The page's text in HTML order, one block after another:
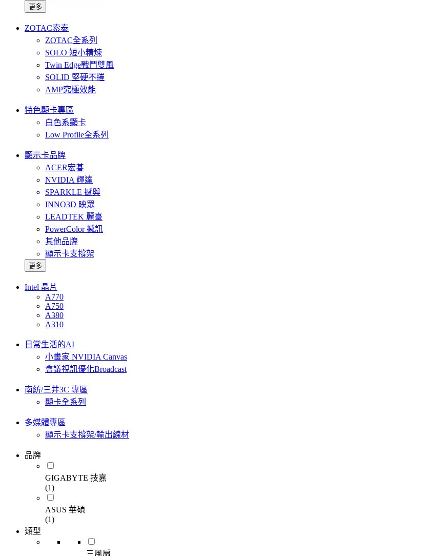
更多
ZOTAC索泰
ZOTAC全系列
SOLO 短小精煉
Twin Edge戰鬥雙風
SOLID 堅硬不摧
AMP究極效能
特色顯卡專區
白色系顯卡
Low Profile全系列
顯示卡品牌
ACER宏碁
NVIDIA 輝達
SPARKLE 撼與
INNO3D 映眾
LEADTEK 麗臺
PowerColor 撼訊
其他品牌
顯示卡支撐架
更多
Intel 晶片
A770
A750
A380
A310
日常生活的AI
小畫家 NVIDIA Canvas
會議視訊優化Broadcast
南紡/三井3C 專區
顯卡全系列
多媒體專區
顯示卡支撐架/輸出線材
品牌
GIGABYTE 技嘉
(1)
ASUS 華碩
(1)
類型
三風扇